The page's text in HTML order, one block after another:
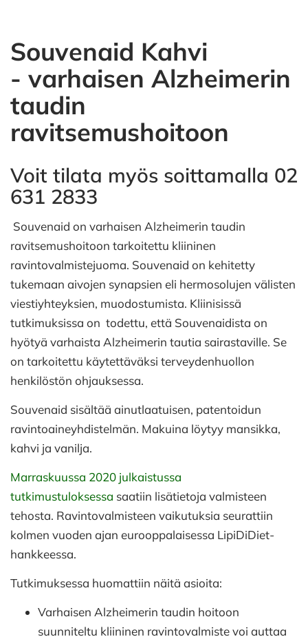
Souvenaid Kahvi
- varhaisen Alzheimerin
taudin
ravitsemushoitoon
Voit tilata myös soittamalla 02
631 2833
Souvenaid on varhaisen Alzheimerin taudin
ravitsemushoitoon tarkoitettu kliininen
ravintovalmistejuoma. Souvenaid on kehitetty
tukemaan aivojen synapsien eli hermosolujen välisten
viestiyhteyksien, muodostumista. Kliinisissä
tutkimuksissa on todettu, että Souvenaidista on
hyötyä varhaista Alzheimerin tautia sairastaville. Se
on tarkoitettu käytettäväksi terveydenhuollon
henkilöstön ohjauksessa.
Souvenaid sisältää ainutlaatuisen, patentoidun
ravintoaineyhdistelmän. Makuina löytyy mansikka,
kahvi ja vanilja.
Marraskuussa 2020 julkaistussa
tutkimustuloksessa saatiin lisätietoja valmisteen
tehosta. Ravintovalmisteen vaikutuksia seurattiin
kolmen vuoden ajan eurooppalaisessa LipiDiDiet-
hankkeessa.
Tutkimuksessa huomattiin näitä asioita:
Varhaisen Alzheimerin taudin hoitoon
suunniteltu kliininen ravintovalmiste voi auttaa